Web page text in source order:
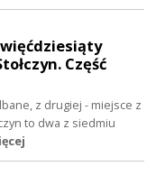
Część
z drugiej - miejsce z
to dwa z siedmiu